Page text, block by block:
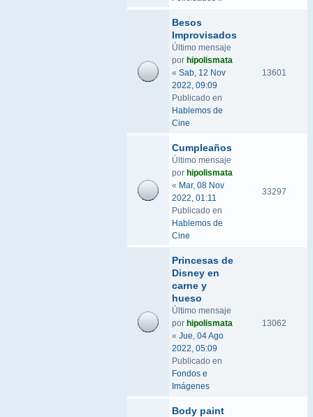
Besos
Improvisados
Último mensaje
por hipolismata
« Sab, 12 Nov
2022, 09:09
Publicado en
Hablemos de
Cine
13601
Cumpleaños
Último mensaje
por hipolismata
« Mar, 08 Nov
2022, 01:11
Publicado en
Hablemos de
Cine
33297
Princesas de
Disney en
carne y
hueso
Último mensaje
por hipolismata
« Jue, 04 Ago
2022, 05:09
Publicado en
Fondos e
Imágenes
13062
Body paint